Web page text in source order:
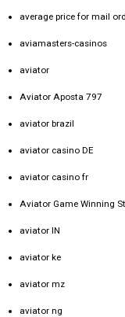
average price for mail
aviamasters-casinos
aviator
Aviator Aposta 797
aviator brazil
aviator casino DE
aviator casino fr
Aviator Game Winning
aviator IN
aviator ke
aviator mz
aviator ng